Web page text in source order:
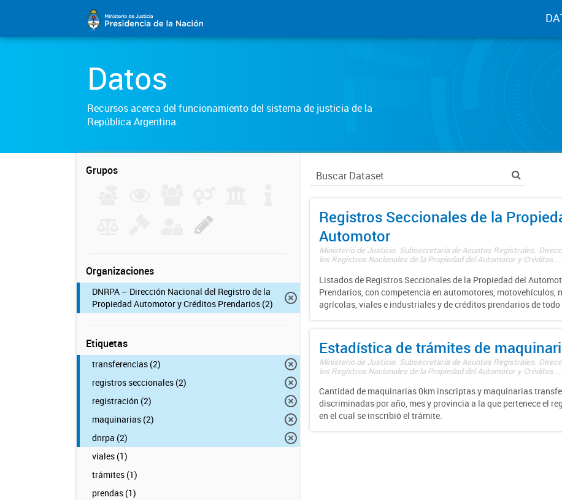
Datos
Recursos acerca del funcionamiento del sistema de justicia de la
República Argentina.
Grupos
Organizaciones
DNRPA – Dirección Nacional del Registro de la
Propiedad Automotor y Créditos Prendarios (2)
Etiquetas
transferencias (2)
registros seccionales (2)
registración (2)
maquinarias (2)
dnrpa (2)
viales (1)
trámites (1)
prendas (1)
Registros Seccionales de la
Automotor
Ministerio de Justicia. Subsecretaría de Asuntos Registrales.
los Registros Nacionales de la Propiedad del Automotor y Créditos ...
Listados de Registros Seccionales de la Propiedad del
Prendarios, con competencia en automotores, motovehículos,
agrícolas, viales e industriales y de créditos prendarios de todo
Estadística de trámites de
Ministerio de Justicia. Subsecretaría de Asuntos Registrales.
los Registros Nacionales de la Propiedad del Automotor y Créditos ...
Cantidad de maquinarias 0km inscriptas y maquinarias
discriminadas por año, mes y provincia a la que pertenece el
en el cual se inscribió el trámite.